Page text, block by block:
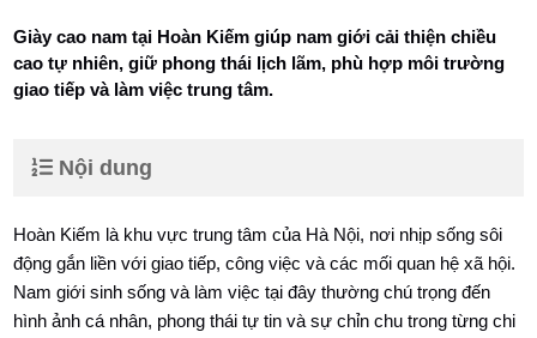
Giày cao nam tại Hoàn Kiếm giúp nam giới cải thiện chiều
cao tự nhiên, giữ phong thái lịch lãm, phù hợp môi trường
giao tiếp và làm việc trung tâm.
Nội dung
Hoàn Kiếm là khu vực trung tâm của Hà Nội, nơi nhịp sống sôi
động gắn liền với giao tiếp, công việc và các mối quan hệ xã hội.
Nam giới sinh sống và làm việc tại đây thường chú trọng đến
hình ảnh cá nhân, phong thái tự tin và sự chỉn chu trong từng chi